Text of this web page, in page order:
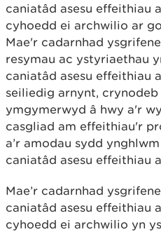
caniatâd asesu effeithiau
cyhoedd ei archwilio ar
Mae'r cadarnhad
resymau ac ystyriaethau
caniatâd asesu effeithiau
seiliedig arnynt,
ymgymerwyd â hwy a'r
casgliad am effeithiau'r
a’r amodau sydd
caniatâd asesu effeithiau
Mae’r cadarnhad
caniatâd asesu effeithiau
cyhoedd ei archwilio yn